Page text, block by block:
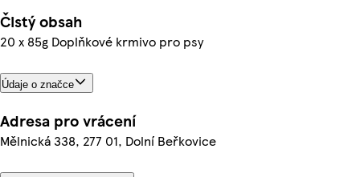
Čistý obsah
20 x 85g Doplňkové krmivo pro psy
Údaje o značce
Adresa pro vrácení
Mělnická 338, 277 01, Dolní Beřkovice